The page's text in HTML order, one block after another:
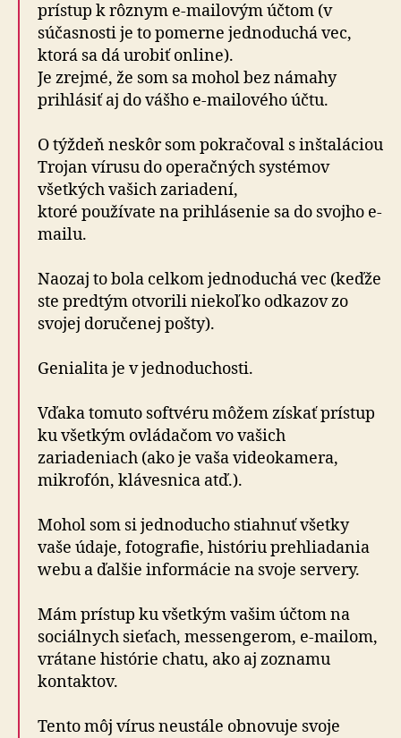
prístup k rôznym e-mailovým účtom (v
súčasnosti je to pomerne jednoduchá vec,
ktorá sa dá urobiť online).
Je zrejmé, že som sa mohol bez námahy
prihlásiť aj do vášho e-mailového účtu.
O týždeň neskôr som pokračoval s inštaláciou
Trojan vírusu do operačných systémov
všetkých vašich zariadení,
ktoré používate na prihlásenie sa do svojho e-
mailu.
Naozaj to bola celkom jednoduchá vec (keďže
ste predtým otvorili niekoľko odkazov zo
svojej doručenej pošty).
Genialita je v jednoduchosti.
Vďaka tomuto softvéru môžem získať prístup
ku všetkým ovládačom vo vašich
zariadeniach (ako je vaša videokamera,
mikrofón, klávesnica atď.).
Mohol som si jednoducho stiahnuť všetky
vaše údaje, fotografie, históriu prehliadania
webu a ďalšie informácie na svoje servery.
Mám prístup ku všetkým vašim účtom na
sociálnych sieťach, messengerom, e-mailom,
vrátane histórie chatu, ako aj zoznamu
kontaktov.
Tento môj vírus neustále obnovuje svoje